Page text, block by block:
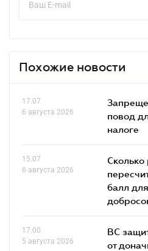
Похожие новости
17.07
6 августа 2026
повод
налоге
15.07
6 августа 2026
Сколько
балл
17.00
5 августа 2026
ВС
от